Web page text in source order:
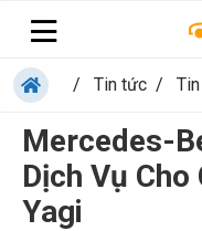
/ Tin tức /
Mercedes-
Dịch Vụ Cho
Yagi